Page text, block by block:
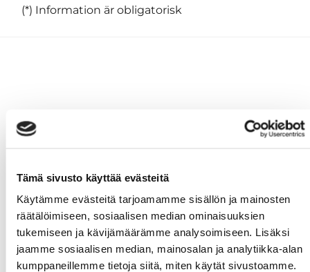
Tämä sivusto käyttää evästeitä
Käytämme evästeitä tarjoamamme sisällön ja mainosten
räätälöimiseen, sosiaalisen median ominaisuuksien
tukemiseen ja kävijämäärämme analysoimiseen. Lisäksi
jaamme sosiaalisen median, mainosalan ja analytiikka-alan
kumppaneillemme tietoja siitä, miten käytät sivustoamme.
(*) Information är obligatorisk